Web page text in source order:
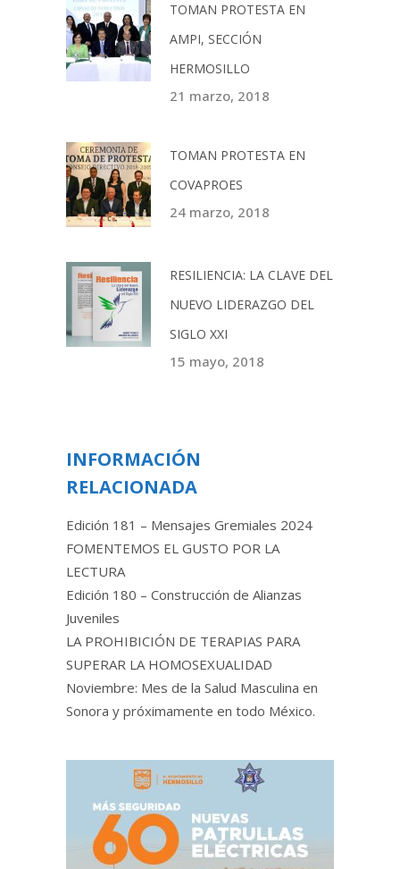
TOMAN PROTESTA EN
AMPI, SECCIÓN
HERMOSILLO
21 marzo, 2018
TOMAN PROTESTA EN
COVAPROES
24 marzo, 2018
RESILIENCIA: LA CLAVE DEL
NUEVO LIDERAZGO DEL
SIGLO XXI
15 mayo, 2018
INFORMACIÓN
RELACIONADA
Edición 181 – Mensajes Gremiales 2024
FOMENTEMOS EL GUSTO POR LA
LECTURA
Edición 180 – Construcción de Alianzas
Juveniles
LA PROHIBICIÓN DE TERAPIAS PARA
SUPERAR LA HOMOSEXUALIDAD
Noviembre: Mes de la Salud Masculina en
Sonora y próximamente en todo México.